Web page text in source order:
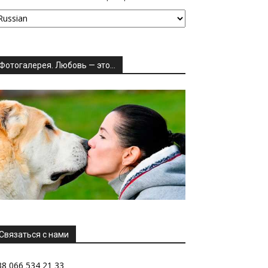
Любовь — это…
с нами
066 534 21 33